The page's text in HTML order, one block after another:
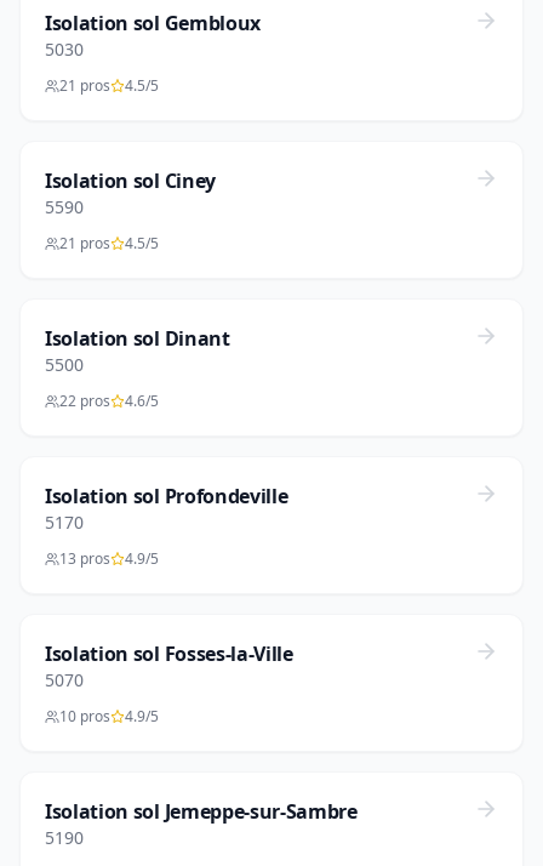
Isolation sol Gembloux
5030
21 pros 4.5/5
Isolation sol Ciney
5590
21 pros 4.5/5
Isolation sol Dinant
5500
22 pros 4.6/5
Isolation sol Profondeville
5170
13 pros 4.9/5
Isolation sol Fosses-la-Ville
5070
10 pros 4.9/5
Isolation sol Jemeppe-sur-Sambre
5190